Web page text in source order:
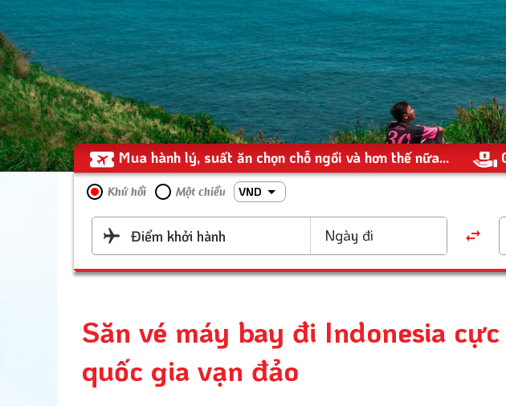
Mua hành lý, suất ăn chọn chỗ ngồi và hơn thế nữa...
Khứ hồi Một chiều VND
Điểm khởi hành Ngày đi
Săn vé máy bay đi Indonesia
quốc gia vạn đảo